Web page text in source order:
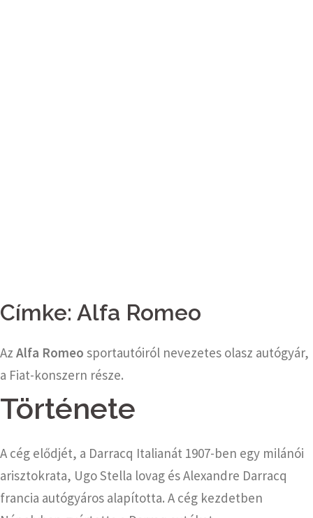
Címke: Alfa Romeo
Az Alfa Romeo sportautóiról nevezetes olasz autógyár,
a Fiat-konszern része.
Története
A cég elődjét, a Darracq Italianát 1907-ben egy milánói
arisztokrata, Ugo Stella lovag és Alexandre Darracq
francia autógyáros alapította. A cég kezdetben